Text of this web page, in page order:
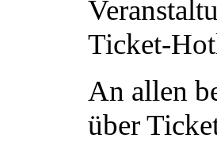
Ticket-
An allen
über